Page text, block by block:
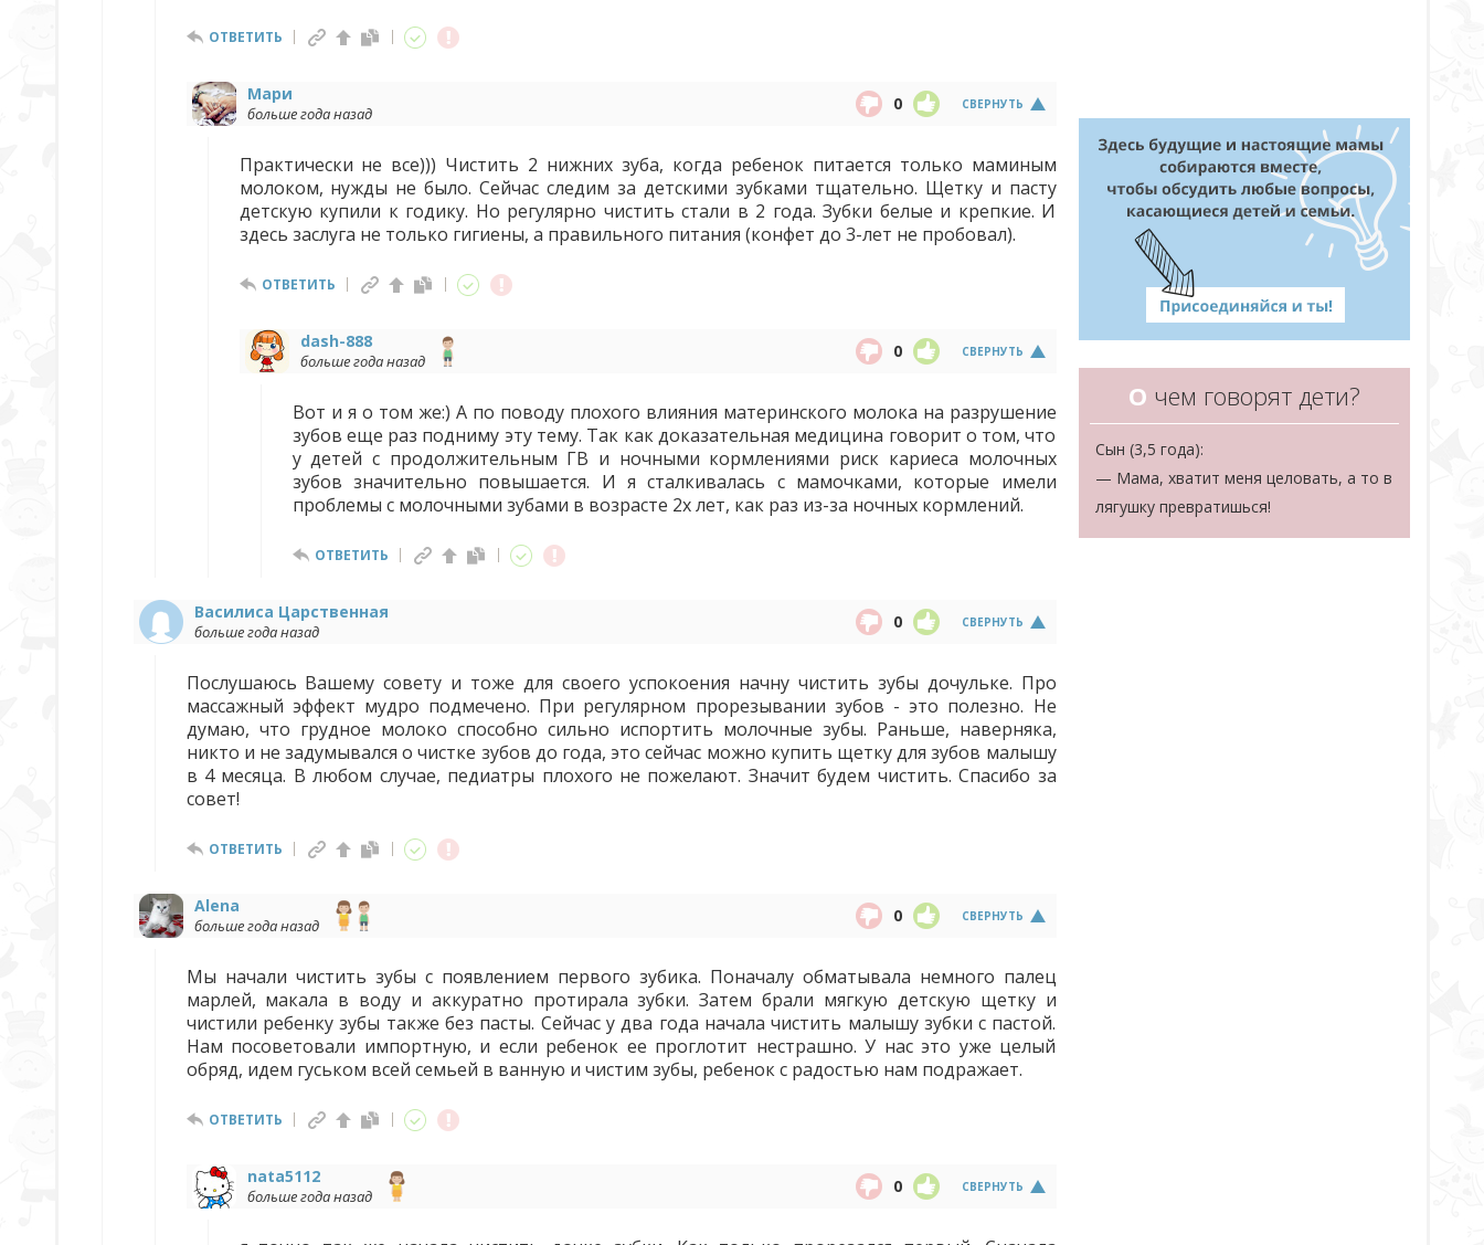
ОТВЕТИТЬ
Мари
больше года назад СВЕРНУТЬ
0
Практически не все))) Чистить 2 нижних зуба, когда ребенок питается только маминым
молоком, нужды не было. Сейчас следим за детскими зубками тщательно. Щетку и пасту
детскую купили к годику. Но регулярно чистить стали в 2 года. Зубки белые и крепкие. И
здесь заслуга не только гигиены, а правильного питания (конфет до 3-лет не пробовал).
ОТВЕТИТЬ
dash-888
больше года назад СВЕРНУТЬ
0
Вот и я о том же:) А по поводу плохого влияния материнского молока на разрушение
зубов еще раз подниму эту тему. Так как доказательная медицина говорит о том, что
у детей с продолжительным ГВ и ночными кормлениями риск кариеса молочных
зубов значительно повышается. И я сталкивалась с мамочками, которые имели
проблемы с молочными зубами в возрасте 2х лет, как раз из-за ночных кормлений.
ОТВЕТИТЬ
Василиса Царственная
больше года назад СВЕРНУТЬ
0
Послушаюсь Вашему совету и тоже для своего успокоения начну чистить зубы дочульке. Про
массажный эффект мудро подмечено. При регулярном прорезывании зубов - это полезно. Не
думаю, что грудное молоко способно сильно испортить молочные зубы. Раньше, наверняка,
никто и не задумывался о чистке зубов до года, это сейчас можно купить щетку для зубов малышу
в 4 месяца. В любом случае, педиатры плохого не пожелают. Значит будем чистить. Спасибо за
совет!
ОТВЕТИТЬ
Alena
больше года назад СВЕРНУТЬ
0
Мы начали чистить зубы с появлением первого зубика. Поначалу обматывала немного палец
марлей, макала в воду и аккуратно протирала зубки. Затем брали мягкую детскую щетку и
чистили ребенку зубы также без пасты. Сейчас у два года начала чистить малышу зубки с пастой.
Нам посоветовали импортную, и если ребенок ее проглотит нестрашно. У нас это уже целый
обряд, идем гуськом всей семьей в ванную и чистим зубы, ребенок с радостью нам подражает.
ОТВЕТИТЬ
nata5112
больше года назад СВЕРНУТЬ
0
О чем говорят дети?
Сын (3,5 года):
— Мама, хватит меня целовать, а то в
лягушку превратишься!